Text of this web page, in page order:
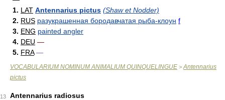
1. LAT Antennarius pictus (Shaw et Nodder)
2. RUS разукрашенная бородавчатая рыба-клоун f
3. ENG painted angler
4. DEU —
5. FRA —
VOCABULARIUM NOMINUM ANIMALIUM QUINQUELINGUE > Antennarius
pictus
13
Antennarius radiosus